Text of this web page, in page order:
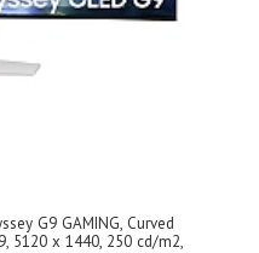
G9 GAMING, Curved
5120 x 1440, 250 cd/m2,